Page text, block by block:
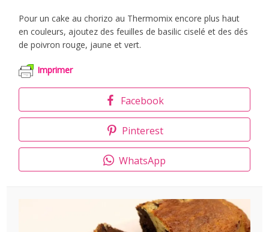
Pour un cake au chorizo au Thermomix encore plus haut
en couleurs, ajoutez des feuilles de basilic ciselé et des dés
de poivron rouge, jaune et vert.
Imprimer
Facebook
Pinterest
WhatsApp